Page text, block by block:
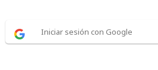
Iniciar sesión con Google